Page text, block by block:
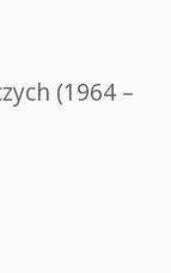
(1964 –